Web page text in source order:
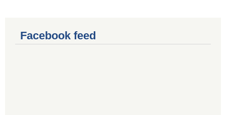
Facebook feed